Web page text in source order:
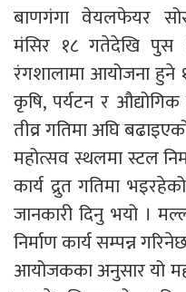
बाणगंगा वेयलफेयर
मंसिर १८ गतेदेखि पुस
रंगशालामा आयोजना
कृषि, पर्यटन र औद्योगिक
तीव्र गतिमा अघि
महोत्सव स्थलमा स्टल
कार्य द्रुत गतिमा
जानकारी दिनु भयो ।
निर्माण कार्य सम्पन्न
आयोजकका अनुसार यो